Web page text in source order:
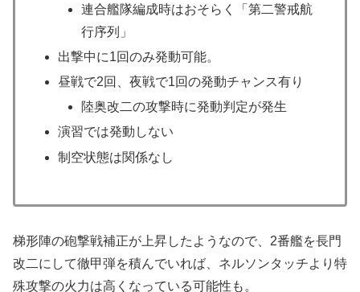
連合艦隊編成時はおそらく「第二警戒航
行序列」
出撃中に1回のみ発動可能。
昼戦で2回、夜戦で1回の発動チャンス有り
陸奥改二の攻撃時に発動判定が発生
演習では発動しない
制空状態は関係なし
梯形陣の砲撃戦補正が上昇したようなので、2番艦を長門
改二にして徹甲弾を積んでいれば、ネルソンタッチより特
殊攻撃の火力は高くなっている可能性も。